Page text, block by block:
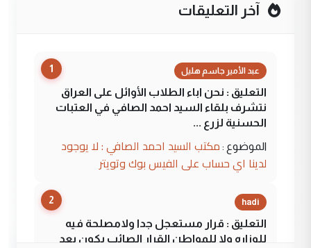
آخر التعليقات
1 عبد الأمير جاسم هليل
التعليق : نحن اباء الطلاب الأوائل على العراق
نتشرف بلقاء السيد احمد الصافي في العتبات
الحسنية لزرع ...
الموضوع : مكتب السيد احمد الصافي : لا يوجود
لدينا اي حساب على الفيس بوك وتويتر
2 hadi
التعليق : قرار مستعجل جدا ولامصلحة فيه
للوزاره ولا للمواطن القرار الصائب يكون بعد